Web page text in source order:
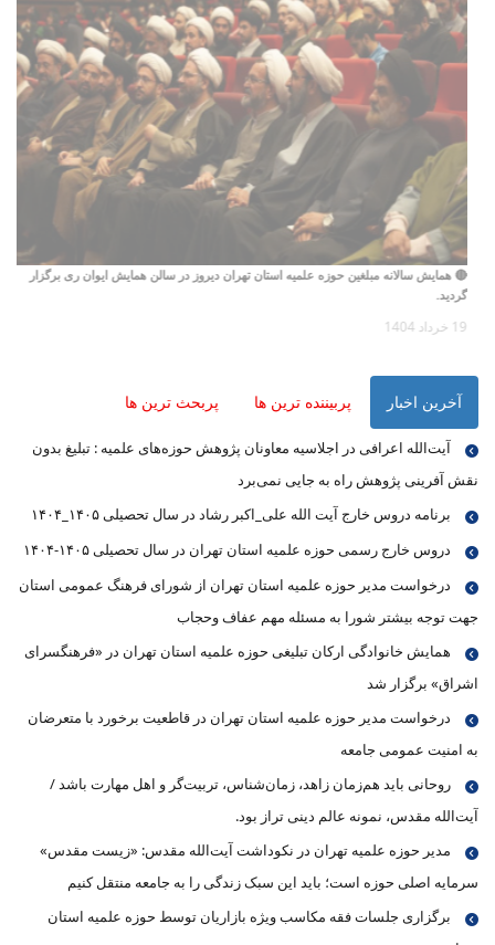
🔴 همایش سالانه مبلغین حوزه علمیه استان تهران دیروز در سالن همایش ایوان ری برگزار
گردید.
19 خرداد 1404
آخرین اخبار پربیننده ترین ها پربحث ترین ها
آیت‌الله اعرافی در اجلاسیه معاونان پژوهش حوزه‌های علمیه : تبلیغ بدون
نقش آفرینی پژوهش راه به جایی نمی‌برد
برنامه دروس خارج آیت الله علی_اکبر رشاد در سال تحصیلی ۱۴۰۵_۱۴۰۴
دروس خارج رسمی حوزه علمیه استان تهران در سال تحصیلی ۱۴۰۵-۱۴۰۴
درخواست مدیر حوزه علمیه استان تهران از شورای فرهنگ عمومی استان
جهت توجه بیشتر شورا به مسئله مهم عفاف وحجاب
همایش خانوادگی ارکان تبلیغی حوزه علمیه استان تهران در «فرهنگسرای
اشراق» برگزار شد
درخواست مدیر حوزه علمیه استان تهران در قاطعیت برخورد با متعرضان
به امنیت عمومی جامعه
روحانی باید هم‌زمان زاهد، زمان‌شناس، تربیت‌گر و اهل مهارت باشد /
آیت‌الله مقدس، نمونه عالم دینی تراز بود.
مدیر حوزه علمیه تهران در نکوداشت آیت‌الله مقدس: «زیست مقدس»
سرمایه اصلی حوزه است؛ باید این سبک زندگی را به جامعه منتقل کنیم
برگزاری جلسات فقه مکاسب ویژه بازاریان توسط حوزه علمیه استان